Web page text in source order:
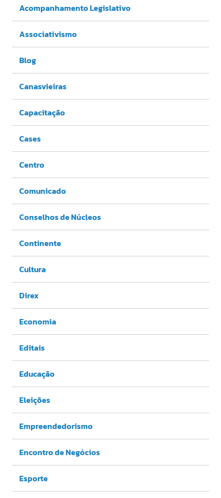
Acompanhamento Legislativo
Associativismo
Blog
Canasvieiras
Capacitação
Cases
Centro
Comunicado
Conselhos de Núcleos
Continente
Cultura
Direx
Economia
Editais
Educação
Eleições
Empreendedorismo
Encontro de Negócios
Esporte